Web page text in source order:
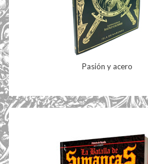
Pasión y acero